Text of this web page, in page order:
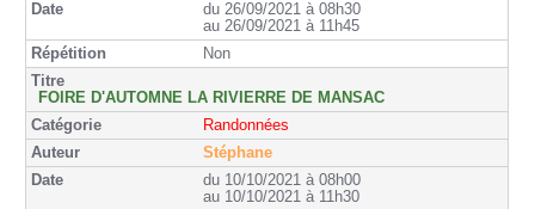
du 26/09/2021 à 08h30
au 26/09/2021 à 11h45
Non
FOIRE D'AUTOMNE LA RIVIERRE DE MANSAC
Randonnées
Stéphane
du 10/10/2021 à 08h00
au 10/10/2021 à 11h30